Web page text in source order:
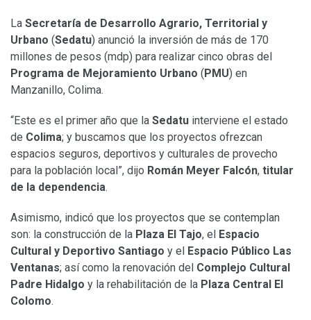
La Secretaría de Desarrollo Agrario, Territorial y
Urbano (Sedatu) anunció la inversión de más de 170
millones de pesos (mdp) para realizar cinco obras del
Programa de Mejoramiento Urbano (PMU) en
Manzanillo, Colima.
“Este es el primer año que la Sedatu interviene el estado
de Colima; y buscamos que los proyectos ofrezcan
espacios seguros, deportivos y culturales de provecho
para la población local”, dijo Román Meyer Falcón, titular
de la dependencia.
Asimismo, indicó que los proyectos que se contemplan
son: la construcción de la Plaza El Tajo, el Espacio
Cultural y Deportivo Santiago y el Espacio Público Las
Ventanas; así como la renovación del Complejo Cultural
Padre Hidalgo y la rehabilitación de la Plaza Central El
Colomo.